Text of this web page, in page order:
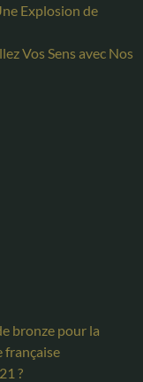
Explosion de
Vos Sens avec Nos
bronze pour la
française
?